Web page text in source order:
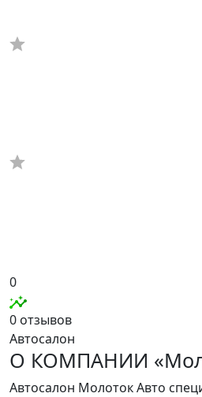
0
0 отзывов
Автосалон
О КОМПАНИИ
Автосалон Молоток Авто